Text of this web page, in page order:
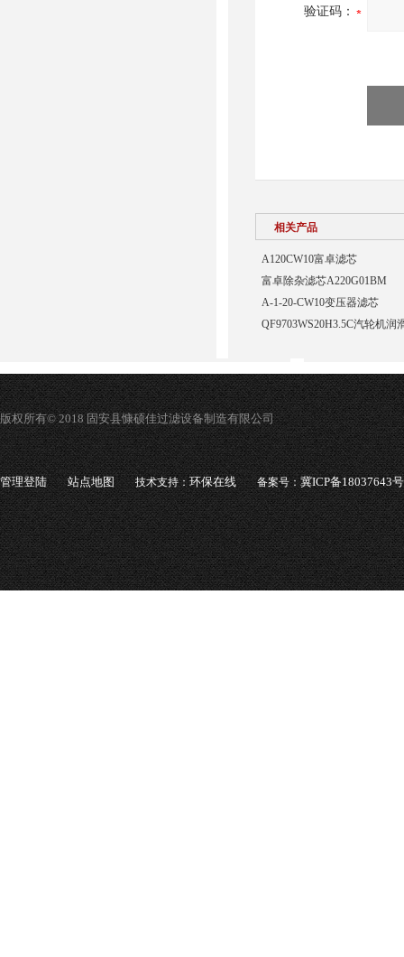
验证码：
相关产品
A120CW10富卓滤芯
富卓除杂滤芯A220G01BM
A-1-20-CW10变压器滤芯
QF9703WS20H3.5C汽轮机润
版权所有© 2018 固安县慷硕佳过滤设备制造有限公司
管理登陆 站点地图 技术支持：环保在线 备案号：冀ICP备18037643